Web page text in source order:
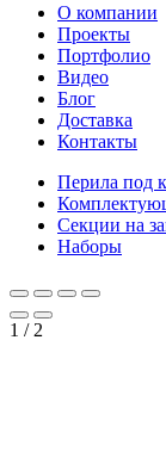
О компании
Проекты
Портфолио
Видео
Блог
Доставка
Контакты
Перила под
Секции на
Наборы
1 / 2